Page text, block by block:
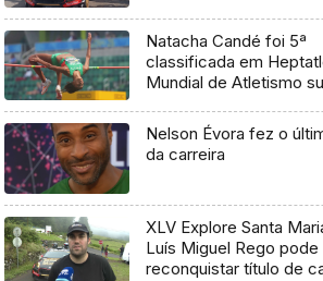
Natacha Candé foi 5ª
classificada em
Mundial de Atletismo
Nelson Évora fez o
da carreira
XLV Explore Santa
Luís Miguel Rego pode
reconquistar título de